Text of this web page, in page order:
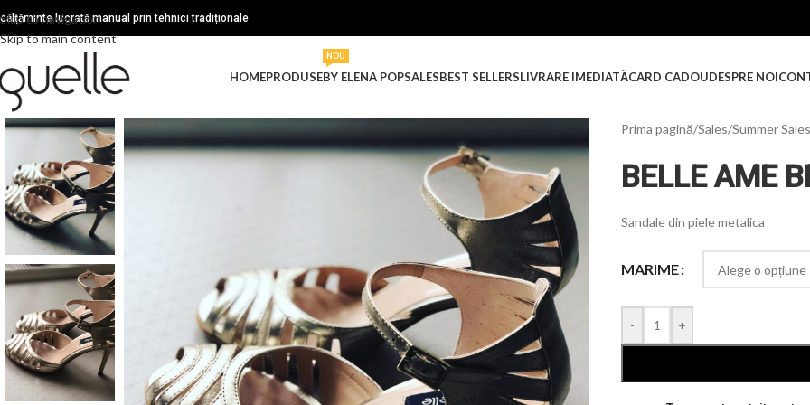
Skip to navigation
Skip to main content
lucrată manual prin tehnici tradiționale
HOMEPRODUSEBY ELENA POP
NOU
SALESBEST SELLERSLIVRARE IMEDIATĂCARD CADOUDESPRE NOI
Prima pagină/Sales/Summer Sales
BELLE AME
Sandale din piele metalica
MARIME
- +